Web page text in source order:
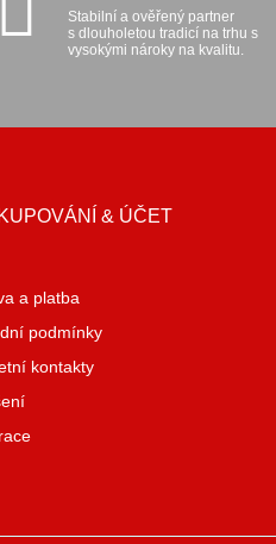
Stabilní a ověřený partner
s dlouholetou tradicí na trhu s
vysokými nároky na kvalitu.
& ÚČET
a platba
podmínky
kontakty